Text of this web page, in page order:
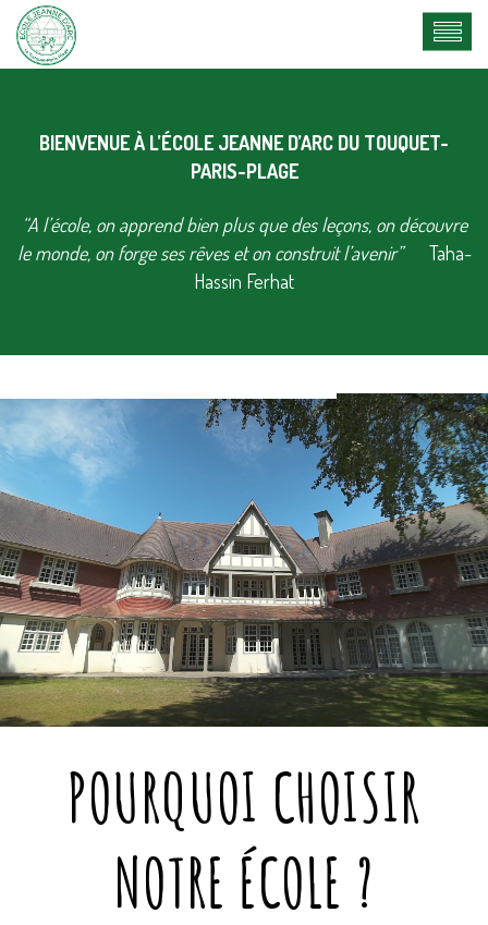
BIENVENUE À L’ÉCOLE JEANNE D’ARC DU TOUQUET-
PARIS-PLAGE
“A l’école, on apprend bien plus que des leçons, on découvre
le monde, on forge ses rêves et on construit l’avenir” Taha-
Hassin Ferhat
S
POURQUOI CHOISIR
NOTRE ÉCOLE ?